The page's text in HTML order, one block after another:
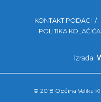
KONTAKT PODACI
POLITIKA KOLAČIĆA
Izrada:
© 2018 Općina Velika